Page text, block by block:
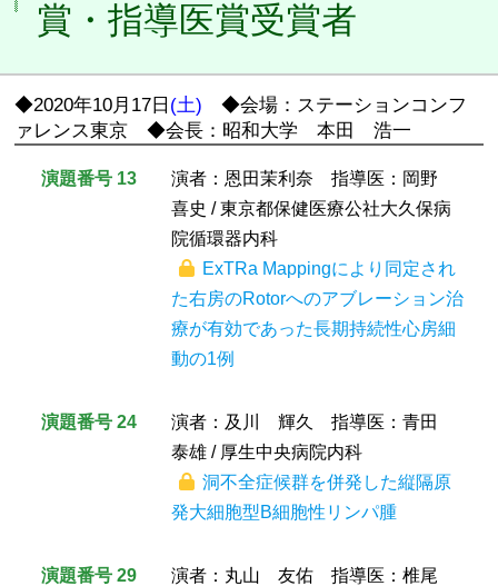
賞・指導医賞受賞者
◆2020年10月17日 (土) ◆会場：ステーションコンフ
ァレンス東京 ◆会長：昭和大学 本田 浩一
演題番号 13
演者：恩田茉利奈 指導医：岡野
喜史 / 東京都保健医療公社大久保病
院循環器内科
ExTRa Mappingにより同定され
た右房のRotorへのアブレーション治
療が有効であった長期持続性心房細
動の1例
演題番号 24
演者：及川 輝久 指導医：青田
泰雄 / 厚生中央病院内科
洞不全症候群を併発した縦隔原
発大細胞型B細胞性リンパ腫
演題番号 29
演者：丸山 友佑 指導医：椎尾